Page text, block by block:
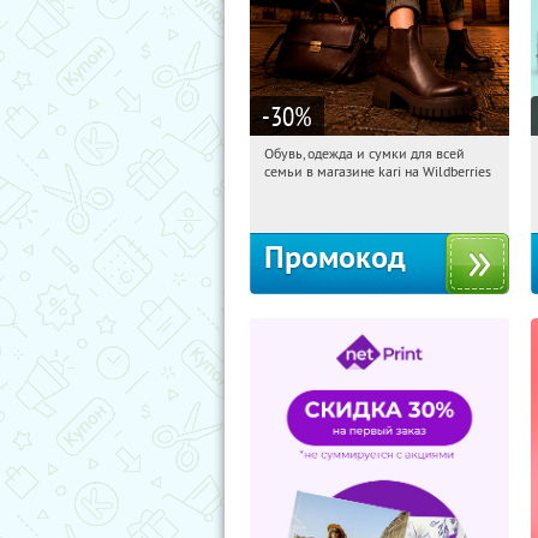
-30%
10:29:56 Получили:
Обувь, одежда и сумки для всей
семьи в магазине kari на Wildberries
Промокод